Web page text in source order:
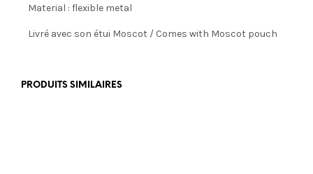
Material : flexible metal
Livré avec son étui Moscot / Comes with Moscot pouch
PRODUITS SIMILAIRES